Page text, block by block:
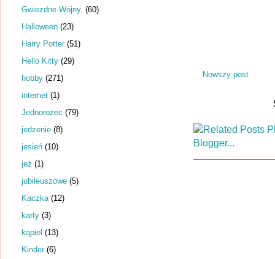
Nowszy post
Gwiezdne Wojny. (60)
Halloween (23)
Harry Potter (51)
Hello Kitty (29)
hobby (271)
internet (1)
Jednorożec (79)
jedzenie (8)
jesień (10)
jeż (1)
jubileuszowe (5)
Kaczka (12)
karty (3)
kąpiel (13)
Kinder (6)